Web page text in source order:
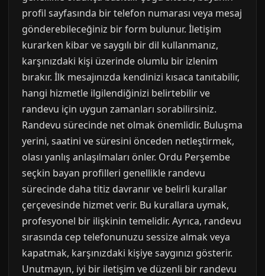
profil sayfasında bir telefon numarası veya mesaj
gönderebileceğiniz bir form bulunur. İletişim
kurarken kibar ve saygılı bir dil kullanmanız,
karşınızdaki kişi üzerinde olumlu bir izlenim
bırakır. İlk mesajınızda kendinizi kısaca tanıtabilir,
hangi hizmetle ilgilendiğinizi belirtebilir ve
randevu için uygun zamanları sorabilirsiniz.
Randevu sürecinde net olmak önemlidir. Buluşma
yerini, saatini ve süresini önceden netleştirmek,
olası yanlış anlaşılmaları önler. Ordu Perşembe
seçkin bayan profilleri genellikle randevu
sürecinde daha titiz davranır ve belirli kurallar
çerçevesinde hizmet verir. Bu kurallara uymak,
profesyonel bir ilişkinin temelidir. Ayrıca, randevu
sırasında cep telefonunuzu sessize almak veya
kapatmak, karşınızdaki kişiye saygınızı gösterir.
Unutmayın, iyi bir iletişim ve düzenli bir randevu